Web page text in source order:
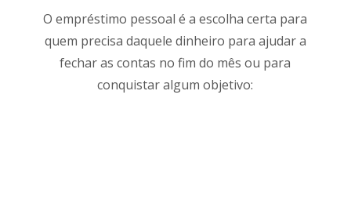
O empréstimo pessoal é a escolha certa para
quem precisa daquele dinheiro para ajudar a
fechar as contas no fim do mês ou para
conquistar algum objetivo: